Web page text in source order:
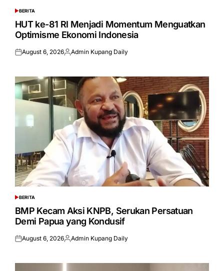
POSTED
IN
BERITA
HUT ke-81 RI Menjadi Momentum Menguatkan
Optimisme Ekonomi Indonesia
Posted
August 6, 2026Posted
Admin Kupang Daily
POSTED
IN
BERITA
BMP Kecam Aksi KNPB, Serukan Persatuan
Demi Papua yang Kondusif
Posted
August 6, 2026Posted
Admin Kupang Daily